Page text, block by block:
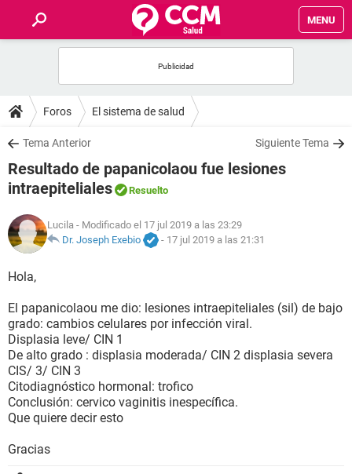
MENU
FOROS
SALUD
FAMILIA
NUTRICIÓN
SEXUALIDAD
GLOSARIO
Foros El sistema de salud
Tema Anterior Siguiente Tema
Resultado de papanicolaou fue lesiones
intraepiteliales
Resuelto
Lucila - Modificado el 17 jul 2019 a las 23:29
Dr. Joseph Exebio
- 17 jul 2019 a las 21:31
Hola,
El papanicolaou me dio: lesiones intraepiteliales (sil) de bajo
grado: cambios celulares por infección viral.
Displasia leve/ CIN 1
De alto grado : displasia moderada/ CIN 2 displasia severa
CIS/ 3/ CIN 3
Citodiagnóstico hormonal: trofico
Conclusión: cervico vaginitis inespecífica.
Que quiere decir esto
Gracias